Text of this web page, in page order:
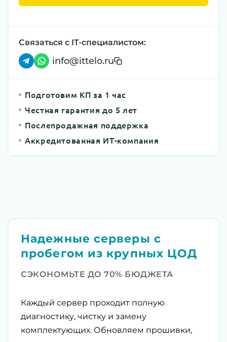
Связаться с IT-специалистом:
info@ittelo.ru
Подготовим КП за 1 час
Честная гарантия до 5 лет
Послепродажная поддержка
Аккредитованная ИТ-компания
Надежные серверы с
пробегом из крупных ЦОД
СЭКОНОМЬТЕ ДО 70% БЮДЖЕТА
Каждый сервер проходит полную
диагностику, чистку и замену
комплектующих. Обновляем прошивки,